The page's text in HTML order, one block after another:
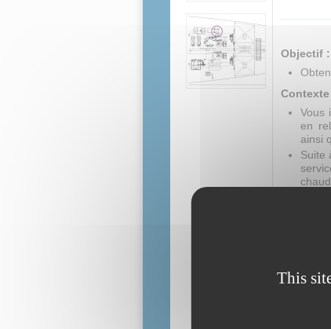
Objectif :
Contexte
Vous
en
ainsi
Suite
4.2
This